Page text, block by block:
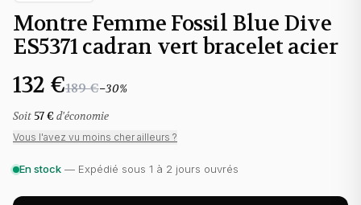
Montre Femme Fossil Blue Dive
ES5371 cadran vert bracelet acier
132 €189 €−30%
Soit57 € d'économie
Vous l'avez vu moins cher ailleurs ?
En stock — Expédié sous 1 à 2 jours ouvrés